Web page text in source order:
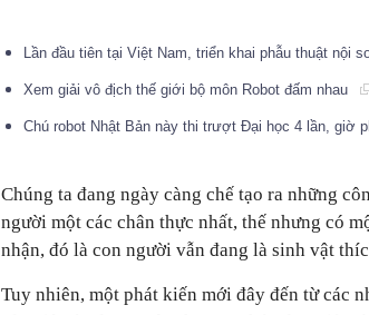
Lần đầu tiên tại Việt Nam, triển khai phẫu thuật nội
Xem giải vô địch thế giới bộ môn Robot đấm nhau
Chú robot Nhật Bản này thi trượt Đại học 4 lần, giờ
Chúng ta đang ngày càng chế tạo ra những
người một các chân thực nhất, thế nhưng có
nhận, đó là con người vẫn đang là sinh vật
Tuy nhiên, một phát kiến mới đây đến từ các